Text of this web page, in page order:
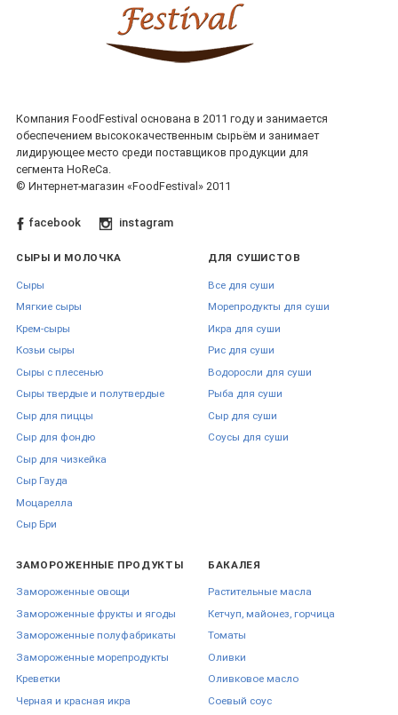
Компания FoodFestival основана в 2011 году и занимается
обеспечением высококачественным сырьём и занимает
лидирующее место среди поставщиков продукции для
сегмента HoReCa.
© Интернет-магазин «FoodFestival» 2011
facebook instagram
СЫРЫ И МОЛОЧКА
Сыры
Мягкие сыры
Крем-сыры
Козьи сыры
Сыры с плесенью
Сыры твердые и полутвердые
Сыр для пиццы
Сыр для фондю
Сыр для чизкейка
Сыр Гауда
Моцарелла
Сыр Бри
ДЛЯ СУШИСТОВ
Все для суши
Морепродукты для суши
Икра для суши
Рис для суши
Водоросли для суши
Рыба для суши
Сыр для суши
Соусы для суши
ЗАМОРОЖЕННЫЕ ПРОДУКТЫ
Замороженные овощи
Замороженные фрукты и ягоды
Замороженные полуфабрикаты
Замороженные морепродукты
Креветки
Черная и красная икра
БАКАЛЕЯ
Растительные масла
Кетчуп, майонез, горчица
Томаты
Оливки
Оливковое масло
Соевый соус